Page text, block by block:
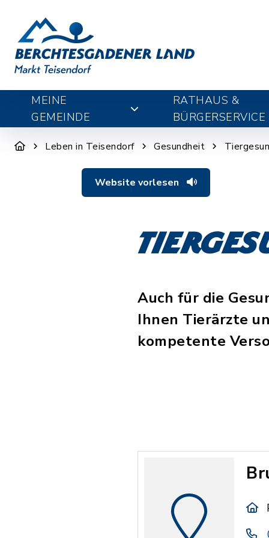
MEINE
GEMEINDE
RATHAUS &
BÜRGERSERVICE
Leben in Teisendorf Gesundheit
Website vorlesen
Auch für die
Ihnen Tierärzte
kompetente